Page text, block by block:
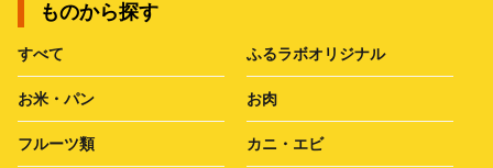
ものから探す
すべて ふるラボオリジナル
お米・パン お肉
フルーツ類 カニ・エビ